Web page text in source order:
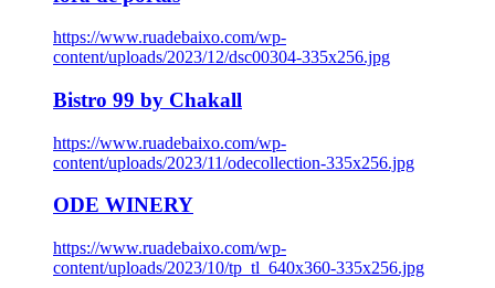
https://www.ruadebaixo.com/wp-
content/uploads/2023/12/dsc00304-335x256.jpg
Bistro 99 by Chakall
https://www.ruadebaixo.com/wp-
content/uploads/2023/11/odecollection-335x256.jpg
ODE WINERY
https://www.ruadebaixo.com/wp-
content/uploads/2023/10/tp_tl_640x360-335x256.jpg